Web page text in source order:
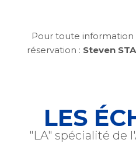
Pour toute
réservation : Steven
LES
"LA" spécialité de